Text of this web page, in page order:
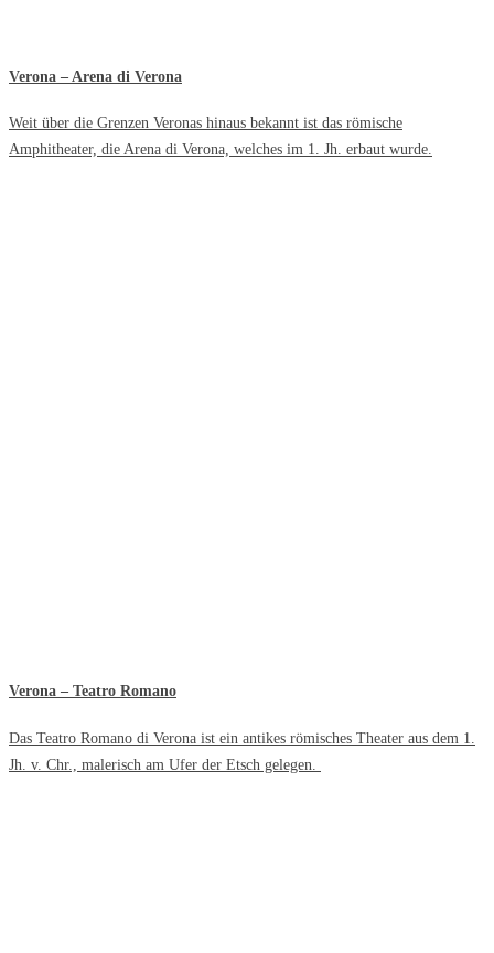
Verona – Arena di Verona
Weit über die Grenzen Veronas hinaus bekannt ist das römische
Amphitheater, die Arena di Verona, welches im 1. Jh. erbaut wurde.
Verona – Teatro Romano
Das Teatro Romano di Verona ist ein antikes römisches Theater aus dem 1.
Jh. v. Chr., malerisch am Ufer der Etsch gelegen.